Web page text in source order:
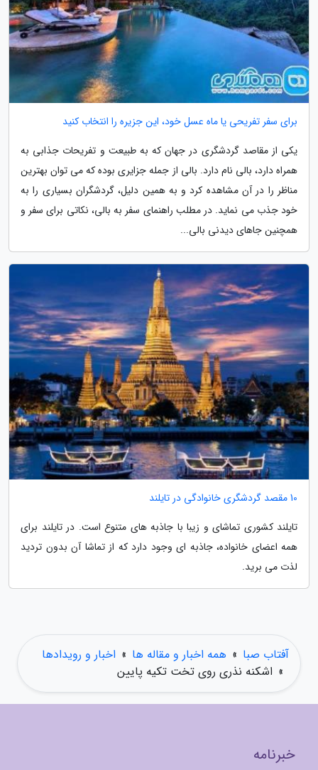
برای سفر تفریحی یا ماه عسل خود، این جزیره را انتخاب کنید
یکی از مقاصد گردشگری در جهان که به طبیعت و تفریحات جذابی به
همراه دارد، بالی نام دارد. بالی از جمله جزایری بوده که می توان بهترین
مناظر را در آن مشاهده کرد و به همین دلیل، گردشگران بسیاری را به
خود جذب می نماید. در مطلب راهنمای سفر به بالی، نکاتی برای سفر و
همچنین جاهای دیدنی بالی...
10 مقصد گردشگری خانوادگی در تایلند
تایلند کشوری تماشای و زیبا با جاذبه های متنوع است. در تایلند برای
همه اعضای خانواده، جاذبه ای وجود دارد که از تماشا آن بدون تردید
لذت می برید.
آفتاب صبا » همه اخبار و مقاله ها » اخبار و رویدادها
» اشکنه نذری روی تخت تکیه پایین
خبرنامه